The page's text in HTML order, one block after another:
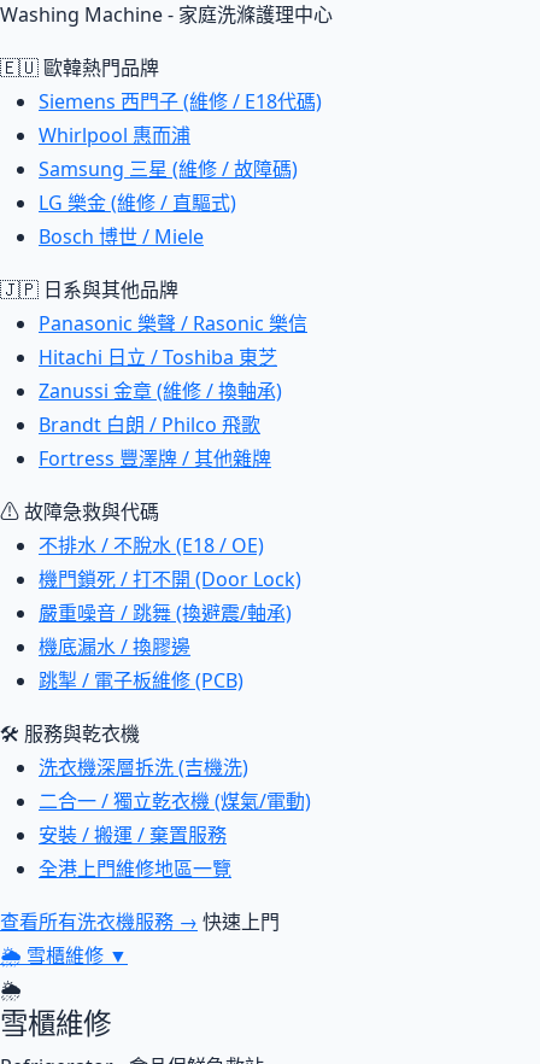
Washing Machine - 家庭洗滌護理中心
🇪🇺 歐韓熱門品牌
Siemens 西門子 (維修 / E18代碼)
Whirlpool 惠而浦
Samsung 三星 (維修 / 故障碼)
LG 樂金 (維修 / 直驅式)
Bosch 博世 / Miele
🇯🇵 日系與其他品牌
Panasonic 樂聲 / Rasonic 樂信
Hitachi 日立 / Toshiba 東芝
Zanussi 金章 (維修 / 換軸承)
Brandt 白朗 / Philco 飛歌
Fortress 豐澤牌 / 其他雜牌
⚠ 故障急救與代碼
不排水 / 不脫水 (E18 / OE)
機門鎖死 / 打不開 (Door Lock)
嚴重噪音 / 跳舞 (換避震/軸承)
機底漏水 / 換膠邊
跳掣 / 電子板維修 (PCB)
🛠 服務與乾衣機
洗衣機深層拆洗 (吉機洗)
二合一 / 獨立乾衣機 (煤氣/電動)
安裝 / 搬運 / 棄置服務
全港上門維修地區一覽
查看所有洗衣機服務 → 快速上門
🌦 雪櫃維修 ▼
🌦
雪櫃維修